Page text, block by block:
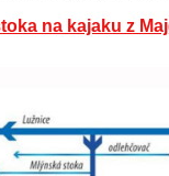
na kajaku z